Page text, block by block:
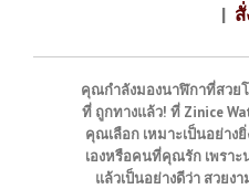
|
คุณกำลังมองนาฬิกาที่สวย
ที่ ถูกทางแล้ว! ที่ Zinice
คุณเลือก เหมาะเป็นอย่าง
เองหรือคนที่คุณรัก เพราะ
แล้วเป็นอย่างดีว่า สวย